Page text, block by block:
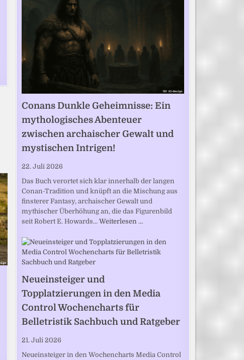
Conans Dunkle Geheimnisse: Ein
mythologisches Abenteuer
zwischen archaischer Gewalt und
mystischen Intrigen!
22. Juli 2026
Das Buch verortet sich klar innerhalb der langen
Conan-Tradition und knüpft an die Mischung aus
finsterer Fantasy, archaischer Gewalt und
mythischer Überhöhung an, die das Figurenbild
seit Robert E. Howards… Weiterlesen …
Neueinsteiger und
Topplatzierungen in den Media
Control Wochencharts für
Belletristik Sachbuch und Ratgeber
21. Juli 2026
Neueinsteiger in den Wochencharts Media Control